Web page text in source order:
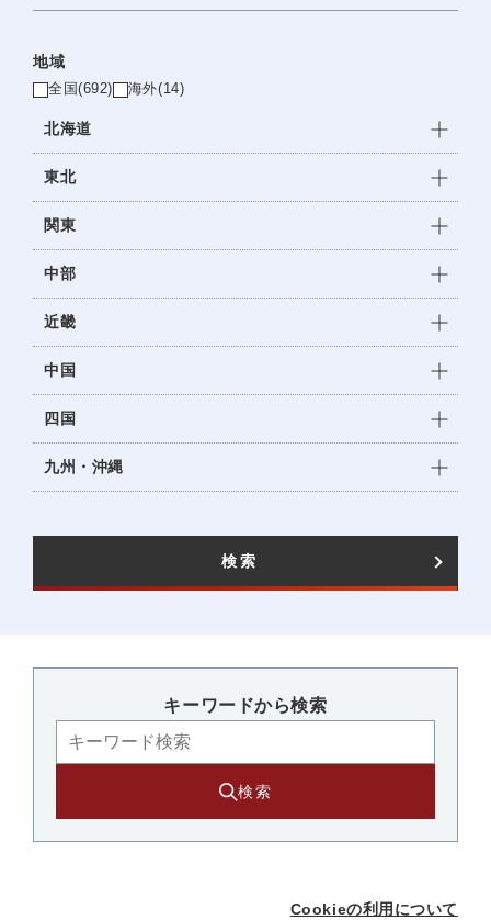
地域
全国(692) 海外(14)
北海道
東北
関東
中部
近畿
中国
四国
九州・沖縄
検索
キーワードから検索​
検索
Cookieの利用について